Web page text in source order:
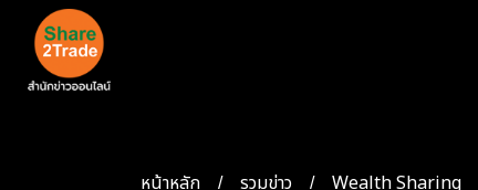
หน้าหลัก รวมข่าว Wealth Sharing